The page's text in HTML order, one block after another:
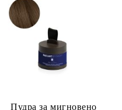
Пудра за мигновено